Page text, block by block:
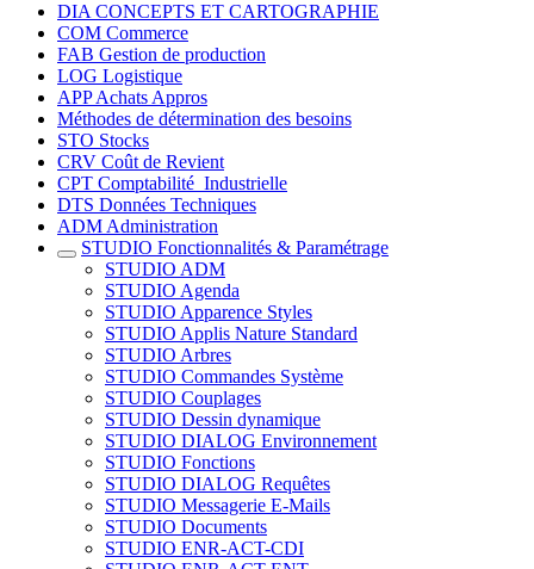
DIA CONCEPTS ET CARTOGRAPHIE
COM Commerce
FAB Gestion de production
LOG Logistique
APP Achats Appros
Méthodes de détermination des besoins
STO Stocks
CRV Coût de Revient
CPT Comptabilité_Industrielle
DTS Données Techniques
ADM Administration
STUDIO Fonctionnalités & Paramétrage
STUDIO ADM
STUDIO Agenda
STUDIO Apparence Styles
STUDIO Applis Nature Standard
STUDIO Arbres
STUDIO Commandes Système
STUDIO Couplages
STUDIO Dessin dynamique
STUDIO DIALOG Environnement
STUDIO Fonctions
STUDIO DIALOG Requêtes
STUDIO Messagerie E-Mails
STUDIO Documents
STUDIO ENR-ACT-CDI